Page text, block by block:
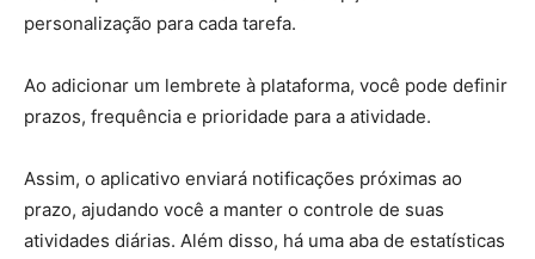
personalização para cada tarefa.
Ao adicionar um lembrete à plataforma, você pode definir
prazos, frequência e prioridade para a atividade.
Assim, o aplicativo enviará notificações próximas ao
prazo, ajudando você a manter o controle de suas
atividades diárias. Além disso, há uma aba de estatísticas